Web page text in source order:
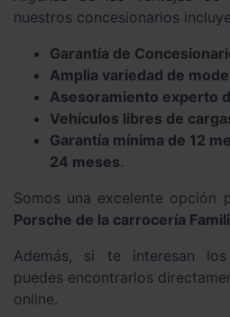
nuestros concesionarios
Garantía de
Amplia variedad de
Asesoramiento experto
Vehículos libres de
Garantía mínima de 12
24 meses.
Somos una excelente opción
Porsche de la carrocería
Además, si te interesan
puedes encontrarlos
online.